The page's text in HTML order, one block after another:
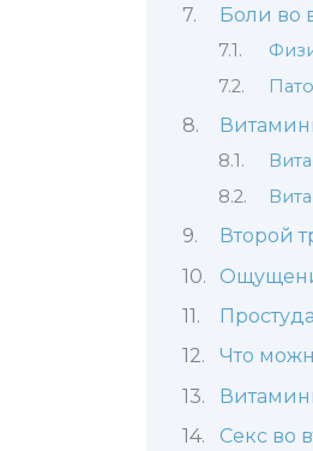
Боли во
Второй
Что
Секс во